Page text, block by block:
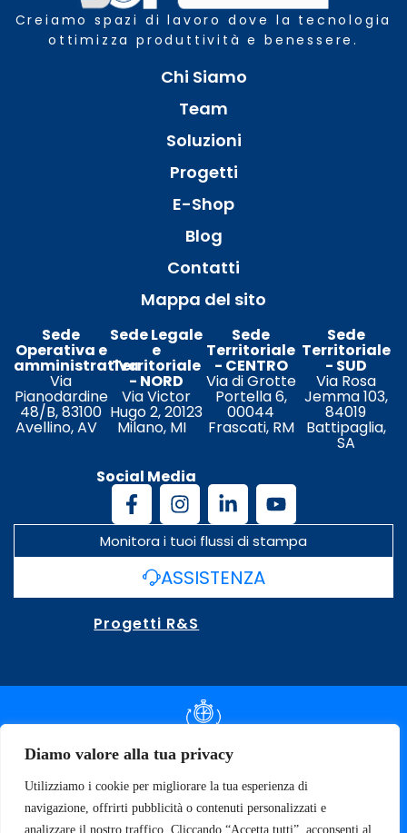
Diamo valore alla tua privacy
Utilizziamo i cookie per migliorare la tua esperienza di
navigazione, offrirti pubblicità o contenuti personalizzati e
analizzare il nostro traffico. Cliccando “Accetta tutti”, acconsenti al
Creiamo spazi di lavoro dove la tecnologia
ottimizza produttività e benessere.
Chi Siamo
Team
Soluzioni
Progetti
E-Shop
Blog
Contatti
Mappa del sito
Sede
Operativa e
amministrativa
Via
Pianodardine
48/B, 83100
Avellino, AV
Sede Legale
e
Territoriale
- NORD
Via Victor
Hugo 2, 20123
Milano, MI
Sede
Territoriale
- CENTRO
Via di Grotte
Portella 6,
00044
Frascati, RM
Sede
Territoriale
- SUD
Via Rosa
Jemma 103,
84019
Battipaglia,
SA
Social Media
Monitora i tuoi flussi di stampa
ASSISTENZA
Progetti R&S
DOCUMENTAZIONE SLA
SPECIFICHE TECNICHE